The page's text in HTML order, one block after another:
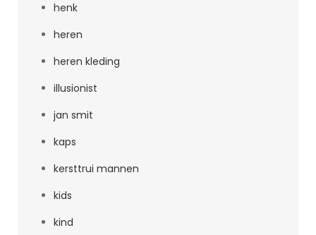
henk
heren
heren kleding
illusionist
jan smit
kaps
kersttrui mannen
kids
kind